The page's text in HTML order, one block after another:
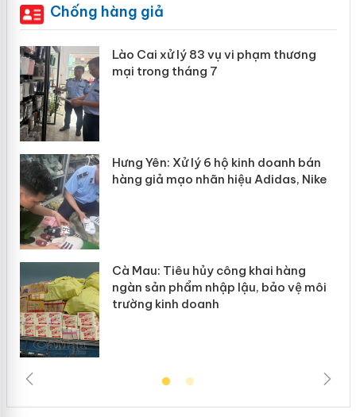
Chống hàng giả
Lào Cai xử lý 83 vụ vi phạm thương
mại trong tháng 7
Hưng Yên: Xử lý 6 hộ kinh doanh bán
hàng giả mạo nhãn hiệu Adidas, Nike
Cà Mau: Tiêu hủy công khai hàng
ngàn sản phẩm nhập lậu, bảo vệ môi
trường kinh doanh